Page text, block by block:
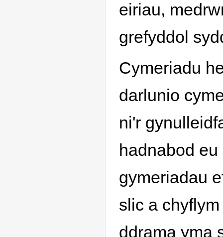
eiriau,
grefyddol
Cymeriadu
darlunio
ni'r
hadnabod eu
gymeriadau
slic a chyflym
ddrama yma